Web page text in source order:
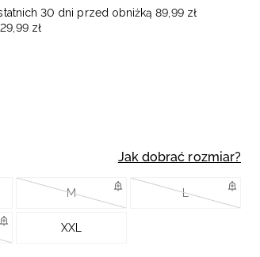
30 dni przed obniżką 89 99 zł
99 zł
Jak dobrać rozmiar?
M L
XXL